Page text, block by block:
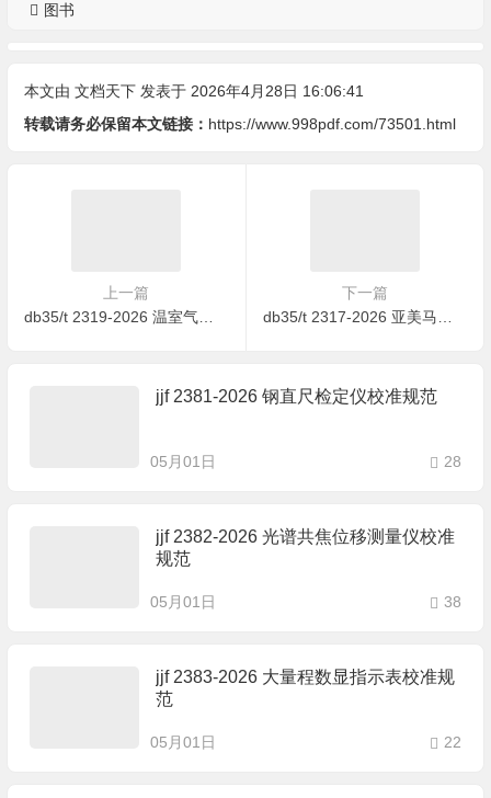
图书
本文由 文档天下发表于 2026年4月28日 16:06:41
转载请务必保留本文链接： https://www.998pdf.com/73501.html
上一篇
db35/t 2319-2026 温室气体 产品碳足迹量化方法与要求 燕窝制品
下一篇
jjf 2381-2026 钢直尺检定仪校准规范
05月01日 28
jjf 2382-2026 光谱共焦位移测量仪校准
规范
05月01日 38
jjf 2383-2026 大量程数显指示表校准规
范
05月01日 22